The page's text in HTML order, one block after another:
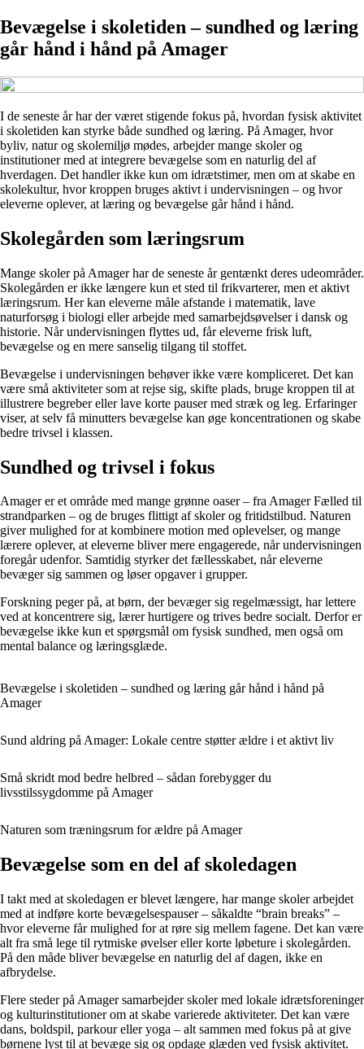
Bevægelse i skoletiden – sundhed og læring
går hånd i hånd på Amager
I de seneste år har der været stigende fokus på, hvordan fysisk aktivitet
i skoletiden kan styrke både sundhed og læring. På Amager, hvor
byliv, natur og skolemiljø mødes, arbejder mange skoler og
institutioner med at integrere bevægelse som en naturlig del af
hverdagen. Det handler ikke kun om idrætstimer, men om at skabe en
skolekultur, hvor kroppen bruges aktivt i undervisningen – og hvor
eleverne oplever, at læring og bevægelse går hånd i hånd.
Skolegården som læringsrum
Mange skoler på Amager har de seneste år gentænkt deres udeområder.
Skolegården er ikke længere kun et sted til frikvarterer, men et aktivt
læringsrum. Her kan eleverne måle afstande i matematik, lave
naturforsøg i biologi eller arbejde med samarbejdsøvelser i dansk og
historie. Når undervisningen flyttes ud, får eleverne frisk luft,
bevægelse og en mere sanselig tilgang til stoffet.
Bevægelse i undervisningen behøver ikke være kompliceret. Det kan
være små aktiviteter som at rejse sig, skifte plads, bruge kroppen til at
illustrere begreber eller lave korte pauser med stræk og leg. Erfaringer
viser, at selv få minutters bevægelse kan øge koncentrationen og skabe
bedre trivsel i klassen.
Sundhed og trivsel i fokus
Amager er et område med mange grønne oaser – fra Amager Fælled til
strandparken – og de bruges flittigt af skoler og fritidstilbud. Naturen
giver mulighed for at kombinere motion med oplevelser, og mange
lærere oplever, at eleverne bliver mere engagerede, når undervisningen
foregår udenfor. Samtidig styrker det fællesskabet, når eleverne
bevæger sig sammen og løser opgaver i grupper.
Forskning peger på, at børn, der bevæger sig regelmæssigt, har lettere
ved at koncentrere sig, lærer hurtigere og trives bedre socialt. Derfor er
bevægelse ikke kun et spørgsmål om fysisk sundhed, men også om
mental balance og læringsglæde.
Bevægelse i skoletiden – sundhed og læring går hånd i hånd på
Amager
Sund aldring på Amager: Lokale centre støtter ældre i et aktivt liv
Små skridt mod bedre helbred – sådan forebygger du
livsstilssygdomme på Amager
Naturen som træningsrum for ældre på Amager
Bevægelse som en del af skoledagen
I takt med at skoledagen er blevet længere, har mange skoler arbejdet
med at indføre korte bevægelsespauser – såkaldte “brain breaks” –
hvor eleverne får mulighed for at røre sig mellem fagene. Det kan være
alt fra små lege til rytmiske øvelser eller korte løbeture i skolegården.
På den måde bliver bevægelse en naturlig del af dagen, ikke en
afbrydelse.
Flere steder på Amager samarbejder skoler med lokale idrætsforeninger
og kulturinstitutioner om at skabe varierede aktiviteter. Det kan være
dans, boldspil, parkour eller yoga – alt sammen med fokus på at give
børnene lyst til at bevæge sig og opdage glæden ved fysisk aktivitet.